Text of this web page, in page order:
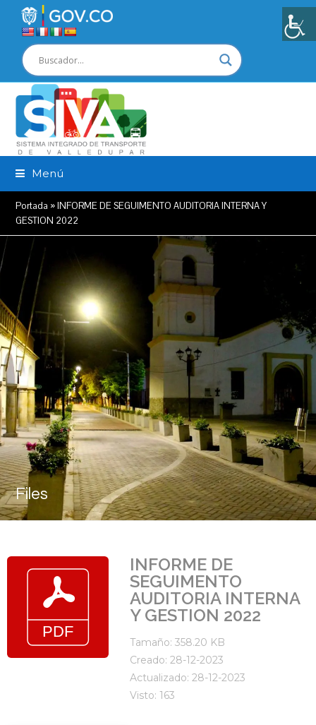
Menú
Portada »INFORME DE SEGUIMENTO AUDITORIA INTERNA Y
GESTION 2022
Files
INFORME DE
SEGUIMENTO
AUDITORIA INTERNA
Y GESTION 2022
Tamaño: 358.20 KB
Creado: 28-12-2023
Actualizado: 28-12-2023
Visto: 163